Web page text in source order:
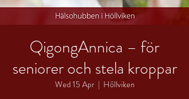
QigongAnnica – för
seniorer och stela kroppar
Wed 15 Apr
  |
Höllviken